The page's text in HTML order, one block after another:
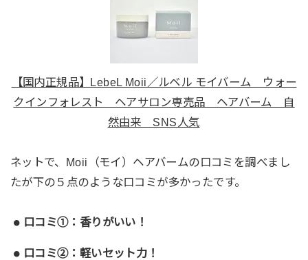
【国内正規品】LebeL Moii／ルベル モイバーム ウォー
クインフォレスト ヘアサロン専売品 ヘアバーム 自
然由来 SNS人気
ネットで、Moii（モイ）ヘアバームの口コミを調べまし
たが下の５点のような口コミが多かったです。
口コミ①：香りがいい！
口コミ②：軽いセット力！